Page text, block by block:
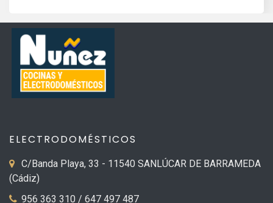
ELECTRODOMÉSTICOS
C/Banda Playa, 33 - 11540 SANLÚCAR DE BARRAMEDA
(Cádiz)
956 363 310 / 647 497 487